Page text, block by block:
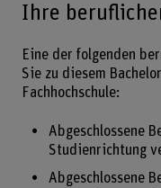
Ihre
Eine der folgenden
Sie zu diesem
Fachhochschule:
Abgeschlossene
Studienrichtung
Abgeschlossene